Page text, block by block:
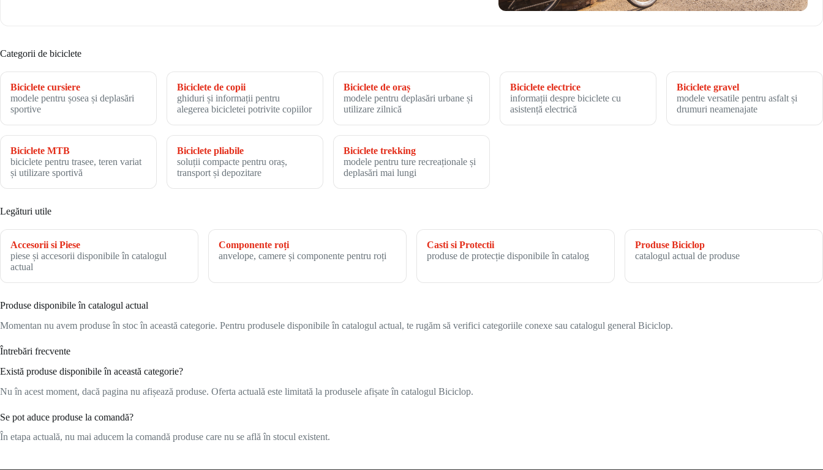
Categorii de biciclete
Biciclete cursiere
modele pentru șosea și deplasări
sportive
Biciclete de copii
ghiduri și informații pentru
alegerea bicicletei potrivite copiilor
Biciclete de oraș
modele pentru deplasări urbane și
utilizare zilnică
Biciclete electrice
informații despre biciclete cu
asistență electrică
Biciclete gravel
modele versatile pentru asfalt și
drumuri neamenajate
Biciclete MTB
biciclete pentru trasee, teren variat
și utilizare sportivă
Biciclete pliabile
soluții compacte pentru oraș,
transport și depozitare
Biciclete trekking
modele pentru ture recreaționale și
deplasări mai lungi
Legături utile
Accesorii si Piese
piese și accesorii disponibile în catalogul
actual
Componente roți
anvelope, camere și componente pentru roți
Casti si Protectii
produse de protecție disponibile în catalog
Produse Biciclop
catalogul actual de produse
Produse disponibile în catalogul actual
Momentan nu avem produse în stoc în această categorie. Pentru produsele disponibile în catalogul actual, te rugăm să verifici categoriile conexe sau catalogul general Biciclop.
Întrebări frecvente
Există produse disponibile în această categorie?
Nu în acest moment, dacă pagina nu afișează produse. Oferta actuală este limitată la produsele afișate în catalogul Biciclop.
Se pot aduce produse la comandă?
În etapa actuală, nu mai aducem la comandă produse care nu se află în stocul existent.